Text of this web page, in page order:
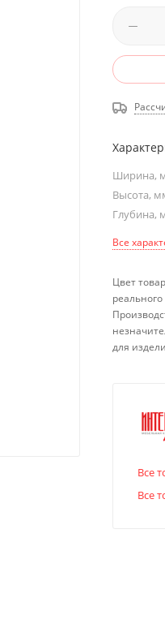
Ширина,
Высота,
Глубина,
Все
Цвет
для
Все
Все